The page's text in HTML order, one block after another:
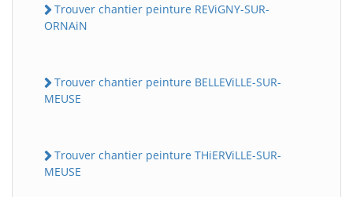
Trouver chantier peinture REViGNY-SUR-
ORNAiN
Trouver chantier peinture BELLEViLLE-SUR-
MEUSE
Trouver chantier peinture THiERViLLE-SUR-
MEUSE